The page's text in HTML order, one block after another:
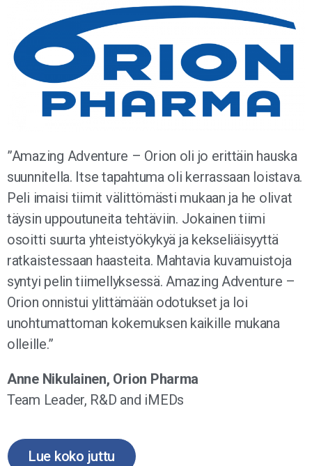
”Amazing Adventure – Orion oli jo erittäin hauska
suunnitella. Itse tapahtuma oli kerrassaan loistava.
Peli imaisi tiimit välittömästi mukaan ja he olivat
täysin uppoutuneita tehtäviin. Jokainen tiimi
osoitti suurta yhteistyökykyä ja kekseliäisyyttä
ratkaistessaan haasteita. Mahtavia kuvamuistoja
syntyi pelin tiimellyksessä. Amazing Adventure –
Orion onnistui ylittämään odotukset ja loi
unohtumattoman kokemuksen kaikille mukana
olleille.”
Anne Nikulainen, Orion Pharma
Team Leader, R&D and iMEDs
Lue koko juttu